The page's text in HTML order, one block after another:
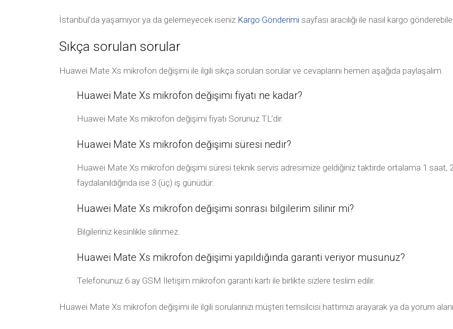
İstanbul’da yaşamıyor ya da gelemeyecek iseniz Kargo Gönderimi sayfası aracılığı ile nasıl kargo
Sıkça sorulan sorular
Huawei Mate Xs mikrofon değişimi ile ilgili sıkça sorulan sorular ve cevaplarını hemen aşağıda paylaşalım.
Huawei Mate Xs mikrofon değişimi fiyatı ne kadar?
Huawei Mate Xs mikrofon değişimi fiyatı Sorunuz TL’dir.
Huawei Mate Xs mikrofon değişimi süresi nedir?
Huawei Mate Xs mikrofon değişimi süresi teknik servis adresimize geldiğiniz taktirde ortalama 1 saat,
faydalanıldığında ise 3 (üç) iş günüdür.
Huawei Mate Xs mikrofon değişimi sonrası bilgilerim silinir mi?
Bilgileriniz kesinlikle silinmez.
Huawei Mate Xs mikrofon değişimi yapıldığında garanti veriyor musunuz?
Telefonunuz 6 ay GSM İletişim mikrofon garanti kartı ile birlikte sizlere teslim edilir.
Huawei Mate Xs mikrofon değişimi ile ilgili sorularınızı müşteri temsilcisi hattımızı arayarak ya da yorum